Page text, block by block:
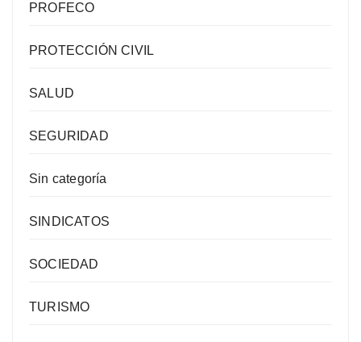
PROFECO
PROTECCIÓN CIVIL
SALUD
SEGURIDAD
Sin categoría
SINDICATOS
SOCIEDAD
TURISMO